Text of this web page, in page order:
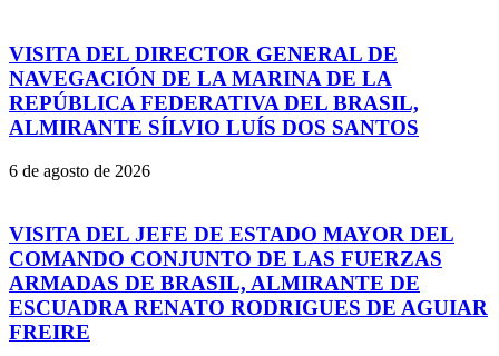
VISITA DEL DIRECTOR GENERAL DE
NAVEGACIÓN DE LA MARINA DE LA
REPÚBLICA FEDERATIVA DEL BRASIL,
ALMIRANTE SÍLVIO LUÍS DOS SANTOS
6 de agosto de 2026
VISITA DEL JEFE DE ESTADO MAYOR DEL
COMANDO CONJUNTO DE LAS FUERZAS
ARMADAS DE BRASIL, ALMIRANTE DE
ESCUADRA RENATO RODRIGUES DE AGUIAR
FREIRE